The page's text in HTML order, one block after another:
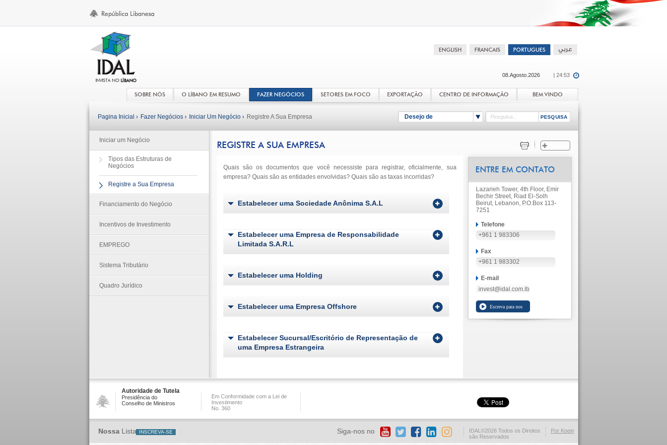
08.Agosto.2026 | 24:53
SOBRE NÓS O LÍBANO EM RESUMO FAZER NEGÓCIOS SETORES EM FOCO EXPORTAÇÃO CENTRO DE INFORMAÇÃO BEM VINDO
Desejo de
Pagina Inicial › Fazer Negócios › Iniciar Um Negócio › Registre A Sua Empresa
Iniciar um Negócio
Tipos das Estruturas de
Negócios
Registre a Sua Empresa
Financiamento do Negócio
Incentivos de Investimento
EMPREGO
Sistema Tributário
Quadro Jurídico
REGISTRE A SUA EMPRESA
Quais são os documentos que você necessiste para registrar, oficialmente, sua
empresa? Quais são as entidades envolvidas? Quais são as taxas incorridas?
Estabelecer uma Sociedade Anônima S.A.L
Estabelecer uma Empresa de Responsabilidade
Limitada S.A.R.L
Estabelecer uma Holding
Estabelecer uma Empresa Offshore
Estabelecer Sucursal/Escritório de Representação de
uma Empresa Estrangeira
ENTRE EM CONTATO
Lazarieh Tower, 4th Floor, Emir
Bechir Street, Riad El-Solh
Beirut, Lebanon, P.O.Box 113-
7251
Telefone
+961 1 983306
Fax
+961 1 983302
E-mail
invest@idal.com.lb
Autoridade de Tutela
Presidência do
Conselho de Ministros
Em Conformidade com a Lei de
Investimento
No. 360
Por Koein
IDAL©2026 Todos os Direitos
são Reservados
NossaLista Siga-nos no